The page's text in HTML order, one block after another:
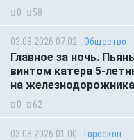
0 58
03.08.2026 07:02 Общество
Главное за ночь.
винтом катера 5-
на железнодорожника
0 62
03.08.2026 01:00 Гороскоп